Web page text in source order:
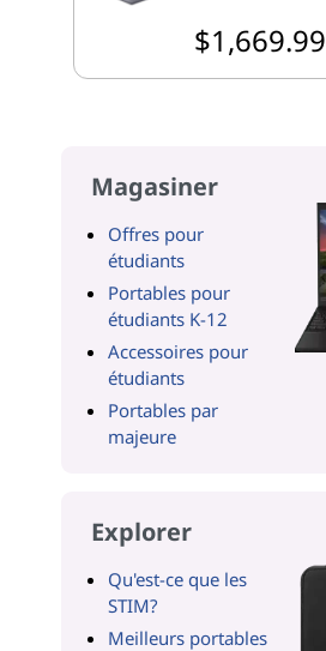
$1,669.99
Magasiner
Offres pour
étudiants
Portables pour
étudiants K-12
Accessoires pour
étudiants
Portables par
majeure
Explorer
Qu'est-ce que les
STIM?
Meilleurs portables